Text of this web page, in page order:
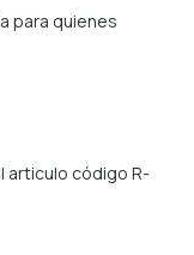
para quienes
articulo código R-